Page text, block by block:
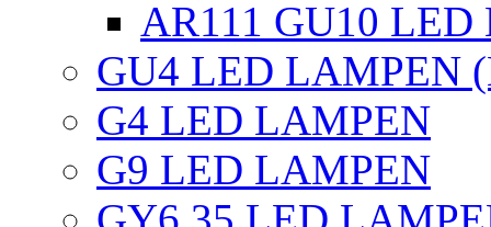
AR111 GU10
GU4 LED LAMPEN
G4 LED LAMPEN
G9 LED LAMPEN